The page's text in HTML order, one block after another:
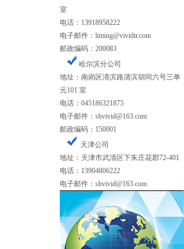
室
电话：13918958222
电子邮件：liming@vividtr.com
邮政编码：200083
哈尔滨分公司
地址：南岗区清滨路清滨胡同六号三单
元101 室
电话：045186321875
电子邮件：shvivid@163.com
邮政编码：150001
天津公司
地址：天津市武清区下朱庄花郡72-401
电话：13904806222
电子邮件： shvivid@163.com